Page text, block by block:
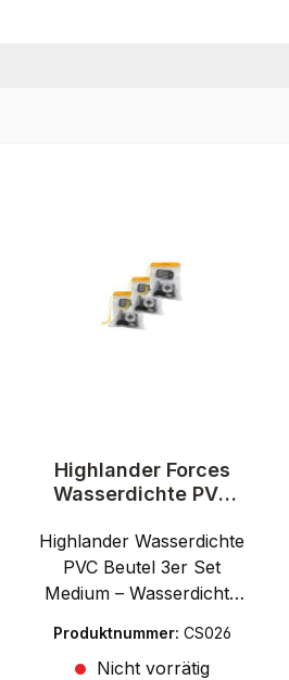
Highlander Forces
Wasserdichte PVC
Highlander Wasserdichte
PVC Beutel 3er Set
Medium – Wasserdichte
Reisen und CampingDas
Highlander Wasserdichte
Produktnummer: CS026
Nicht vorrätig